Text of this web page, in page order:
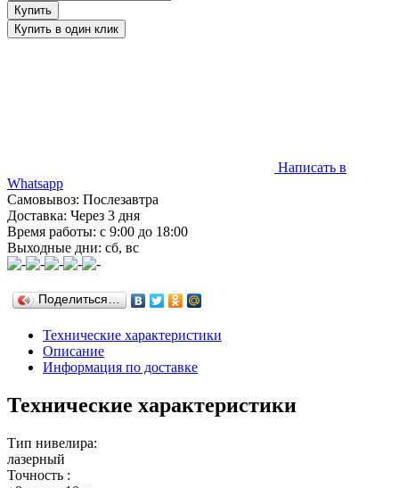
Написать в
Whatsapp
Самовывоз: Послезавтра
Доставка: Через 3 дня
Время работы: с 9:00 до 18:00
Выходные дни: сб, вс
Поделиться…
Технические характеристики
Описание
Информация по доставке
Технические характеристики
Тип нивелира:
лазерный
Точность :